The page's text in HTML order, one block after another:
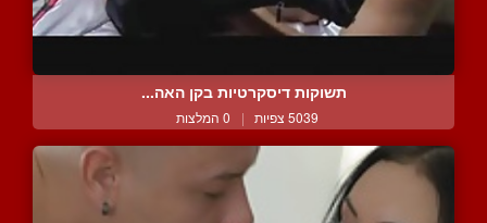
תשוקות דיסקרטיות בקן האה...
5039 צפיות | 0 המלצות